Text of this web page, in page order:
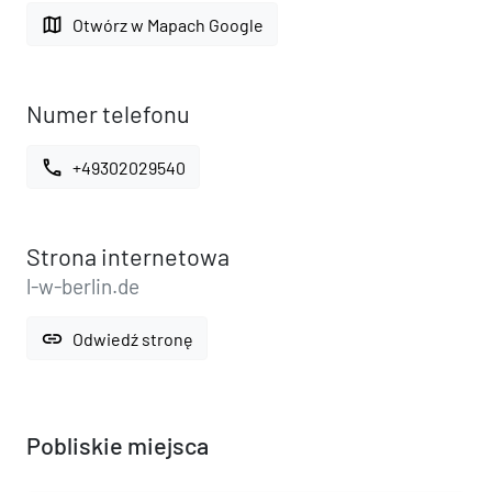
map Otwórz w Mapach Google
Numer telefonu
call +49302029540
Strona internetowa
l-w-berlin.de
link Odwiedź stronę
Pobliskie miejsca